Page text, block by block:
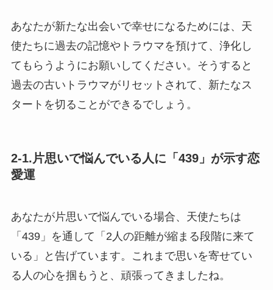
あなたが新たな出会いで幸せになるためには、天
使たちに過去の記憶やトラウマを預けて、浄化し
てもらうようにお願いしてください。そうすると
過去の古いトラウマがリセットされて、新たなス
タートを切ることができるでしょう。
2-1.片思いで悩んでいる人に「439」が示す恋
愛運
あなたが片思いで悩んでいる場合、天使たちは
「439」を通して「2人の距離が縮まる段階に来て
いる」と告げています。これまで思いを寄せてい
る人の心を掴もうと、頑張ってきましたね。